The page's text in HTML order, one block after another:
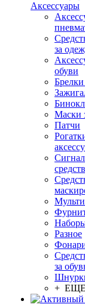
Аксессуары
за
обуви
Маски
Патчи
Разное
за
+